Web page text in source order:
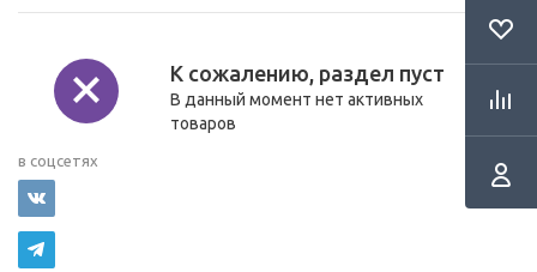
К сожалению, раздел пуст
В данный момент нет активных
товаров
Мы
в соцсетях